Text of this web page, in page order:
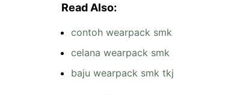
Read Also:
contoh wearpack smk
celana wearpack smk
baju wearpack smk tkj